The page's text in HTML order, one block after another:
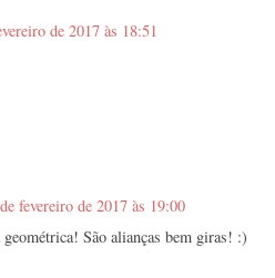
de 2017 às 18:51
fevereiro de 2017 às 19:00
São alianças bem giras! :)